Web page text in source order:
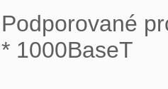
Podporované
* 1000BaseT